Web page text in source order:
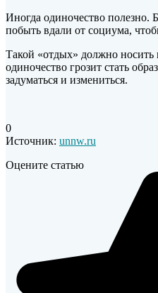
Иногда одиночество
побыть вдали от социума,
Такой «отдых» должно носить
одиночество грозит стать
задуматься и измениться.
0
Источник: unnw.ru
Оцените статью